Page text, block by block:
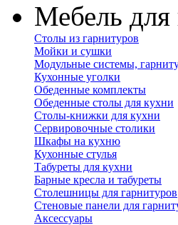
Мебель для
Столы из гарнитуров
Мойки и сушки
Модульные системы,
Кухонные уголки
Обеденные комплекты
Обеденные столы для кухни
Столы-книжки для кухни
Сервировочные столики
Шкафы на кухню
Кухонные стулья
Табуреты для кухни
Барные кресла и табуреты
Столешницы для гарнитуров
Стеновые панели для
Аксессуары